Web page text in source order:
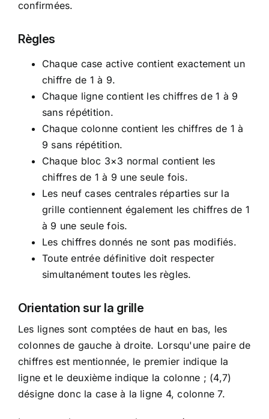
confirmées.
Règles
Chaque case active contient exactement un
chiffre de 1 à 9.
Chaque ligne contient les chiffres de 1 à 9
sans répétition.
Chaque colonne contient les chiffres de 1 à
9 sans répétition.
Chaque bloc 3×3 normal contient les
chiffres de 1 à 9 une seule fois.
Les neuf cases centrales réparties sur la
grille contiennent également les chiffres de 1
à 9 une seule fois.
Les chiffres donnés ne sont pas modifiés.
Toute entrée définitive doit respecter
simultanément toutes les règles.
Orientation sur la grille
Les lignes sont comptées de haut en bas, les
colonnes de gauche à droite. Lorsqu'une paire de
chiffres est mentionnée, le premier indique la
ligne et le deuxième indique la colonne ; (4,7)
désigne donc la case à la ligne 4, colonne 7.